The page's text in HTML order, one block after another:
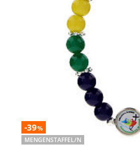
-39%
MENGENSTAFFEL/N